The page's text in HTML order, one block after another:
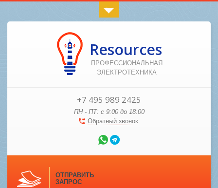
Resources
ПРОФЕССИОНАЛЬНАЯ
ЭЛЕКТРОТЕХНИКА
+7 495 989 2425
ПН - ПТ: с 9:00 до 18:00
Обратный звонок
ОТПРАВИТЬ
ЗАПРОС